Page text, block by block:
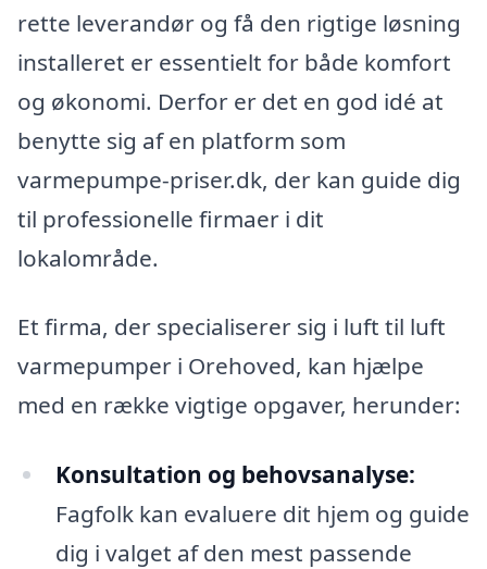
rette leverandør og få den rigtige løsning
installeret er essentielt for både komfort
og økonomi. Derfor er det en god idé at
benytte sig af en platform som
varmepumpe-priser.dk, der kan guide dig
til professionelle firmaer i dit
lokalområde.
Et firma, der specialiserer sig i luft til luft
varmepumper i Orehoved, kan hjælpe
med en række vigtige opgaver, herunder:
Konsultation og behovsanalyse:
Fagfolk kan evaluere dit hjem og guide
dig i valget af den mest passende